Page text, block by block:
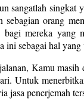
sangatlah singkat
sebagian orang
bagi mereka yang
ini sebagai hal yang
Kamu
Untuk
jasa penerjemah